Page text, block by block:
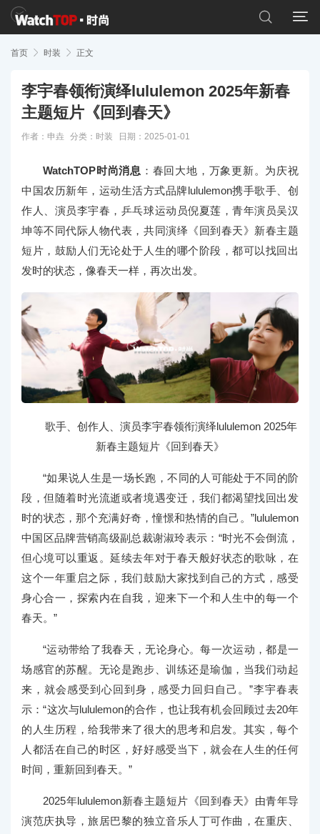


首页  时装  正文
李宇春领衔演绎lululemon 2025年新春
主题短片《回到春天》
作者：申垚 分类： 时装 日期：2025-01-01
WatchTOP时尚消息 ：春回大地，万象更新。为庆祝
中国农历新年，运动生活方式品牌lululemon携手歌手、创
作人、演员李宇春，乒乓球运动员倪夏莲，青年演员吴汉
坤等不同代际人物代表，共同演绎《回到春天》新春主题
短片，鼓励人们无论处于人生的哪个阶段，都可以找回出
发时的状态，像春天一样，再次出发。
歌手、创作人、演员李宇春领衔演绎lululemon 2025年
新春主题短片《回到春天》
“如果说人生是一场长跑，不同的人可能处于不同的阶
段，但随着时光流逝或者境遇变迁，我们都渴望找回出发
时的状态，那个充满好奇，憧憬和热情的自己。”lululemon
中国区品牌营销高级副总裁谢淑玲表示：“时光不会倒流，
但心境可以重返。延续去年对于春天般好状态的歌咏，在
这个一年重启之际，我们鼓励大家找到自己的方式，感受
身心合一，探索内在自我，迎来下一个和人生中的每一个
春天。”
“运动带给了我春天，无论身心。每一次运动，都是一
场感官的苏醒。无论是跑步、训练还是瑜伽，当我们动起
来，就会感受到心回到身，感受力回归自己。”李宇春表
示：“这次与lululemon的合作，也让我有机会回顾过去20年
的人生历程，给我带来了很大的思考和启发。其实，每个
人都活在自己的时区，好好感受当下，就会在人生的任何
时间，重新回到春天。”
2025年lululemon新春主题短片《回到春天》由青年导
演范庆执导，旅居巴黎的独立音乐人丁可作曲，在重庆、